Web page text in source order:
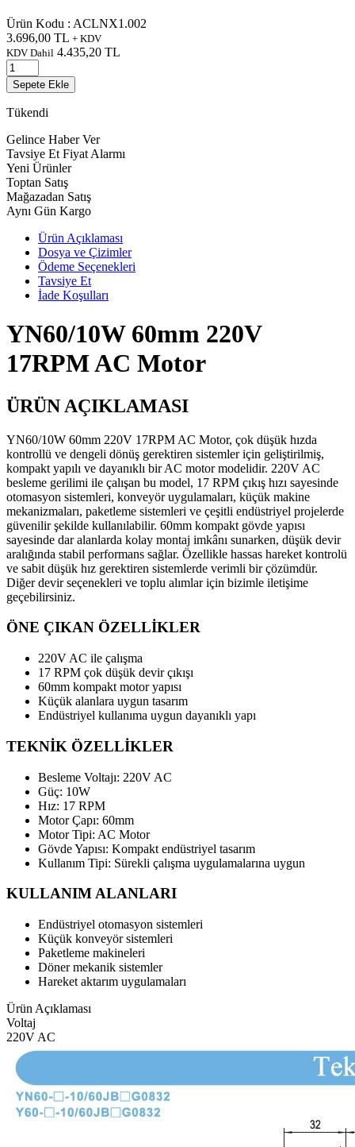
Ürün Kodu : ACLNX1.002
3.696,00 TL + KDV
KDV Dahil 4.435,20 TL
Sepete Ekle
Tükendi
Gelince Haber Ver
Tavsiye Et Fiyat Alarmı
Yeni Ürünler
Toptan Satış
Mağazadan Satış
Aynı Gün Kargo
Ürün Açıklaması
Dosya ve Çizimler
Ödeme Seçenekleri
Tavsiye Et
İade Koşulları
YN60/10W 60mm 220V
17RPM AC Motor
ÜRÜN AÇIKLAMASI
YN60/10W 60mm 220V 17RPM AC Motor, çok düşük hızda
kontrollü ve dengeli dönüş gerektiren sistemler için geliştirilmiş,
kompakt yapılı ve dayanıklı bir AC motor modelidir. 220V AC
besleme gerilimi ile çalışan bu model, 17 RPM çıkış hızı sayesinde
otomasyon sistemleri, konveyör uygulamaları, küçük makine
mekanizmaları, paketleme sistemleri ve çeşitli endüstriyel projelerde
güvenilir şekilde kullanılabilir. 60mm kompakt gövde yapısı
sayesinde dar alanlarda kolay montaj imkânı sunarken, düşük devir
aralığında stabil performans sağlar. Özellikle hassas hareket kontrolü
ve sabit düşük hız gerektiren sistemlerde verimli bir çözümdür.
Diğer devir seçenekleri ve toplu alımlar için bizimle iletişime
geçebilirsiniz.
ÖNE ÇIKAN ÖZELLİKLER
220V AC ile çalışma
17 RPM çok düşük devir çıkışı
60mm kompakt motor yapısı
Küçük alanlara uygun tasarım
Endüstriyel kullanıma uygun dayanıklı yapı
TEKNİK ÖZELLİKLER
Besleme Voltajı: 220V AC
Güç: 10W
Hız: 17 RPM
Motor Çapı: 60mm
Motor Tipi: AC Motor
Gövde Yapısı: Kompakt endüstriyel tasarım
Kullanım Tipi: Sürekli çalışma uygulamalarına uygun
KULLANIM ALANLARI
Endüstriyel otomasyon sistemleri
Küçük konveyör sistemleri
Paketleme makineleri
Döner mekanik sistemler
Hareket aktarım uygulamaları
Ürün Açıklaması
Voltaj
220V AC